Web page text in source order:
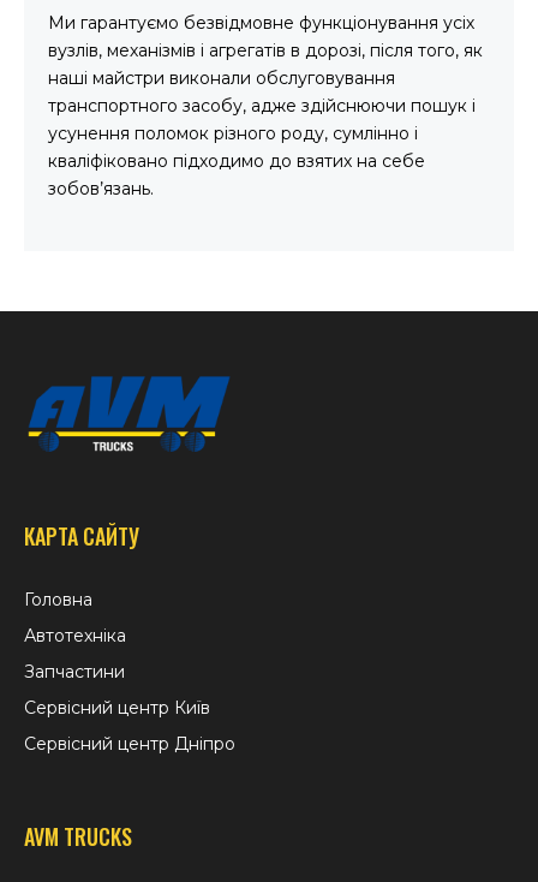
Ми гарантуємо безвідмовне функціонування усіх
вузлів, механізмів і агрегатів в дорозі, після того, як
наші майстри виконали обслуговування
транспортного засобу, адже здійснюючи пошук і
усунення поломок різного роду, сумлінно і
кваліфіковано підходимо до взятих на себе
зобов’язань.
КАРТА САЙТУ
Головна
Автотехніка
Запчастини
Сервісний центр Київ
Сервісний центр Дніпро
AVM TRUCKS